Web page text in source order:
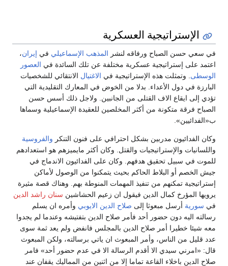
الإستراتيجية العسكرية
سعي حسن الصباح ورفاقه لنشرالمذهب الإسماعيليفي إيران،
على إستراتيجية عسكرية مختلفة عن تلك السائدة في العصور
. وتمثلت هذه الإستراتيجية في الاغتيالالانتقائي للشخصيات
في دول الأعداء. بدلا من الخوض في المعارك التقليدية التي
إلى ايقاع الاف القتلى من الجانبين. ولاجل ذلك أسس حسن
فرقة متكونة من أكثر المخلصين للعقيدة الإسماعيلية وسماها
الفدائيون مدربين بشكل احترافي على فنون التنكروالفروسية
والإستراتيجيات والقتل. وكان أكثر مايميزهم هو استعدادهم
في سبيل تحقيق هدفهم. وكان على الفدائيون الاندماج في
الخصم أو البلاط الحاكم بحيث يتمكنوا من الوصول لأماكن
تمكنهم من تنفيذ المهمات المنوطة بهم. وهناك قصة مثيرة
المؤرخ كمال الدين فيقول ان زعيم الحشاشينسنان راشد الدين
سوريةأرسل مبعوثا إلى صلاح الدين الايوبيوأمره ان يسلم
اليه دون حضور أحد فأمر صلاح الدين بتفتيشه وعندما لم يجدوا
شيئا خطيرا أمر صلاح الدين بالمجلس فانفض ولم يعد ثمة سوى
قليل من الناس، وأمر المبعوث ان ياتي برسالته، ولكن المبعوث
«امرني سيدي الا أقدم الرسالة الا في عدم حضور أحد» فامر
الدين باخلاء القاعة تماما إلا من اثنين من المماليك يقفان عند